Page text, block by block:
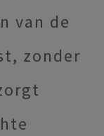
van de
zonder